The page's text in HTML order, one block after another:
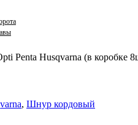
Penta Husqvarna (в коробке
, Шнур кордовый